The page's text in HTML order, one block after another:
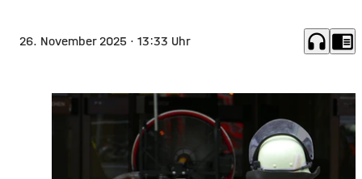
26. November 2025 · 13:33 Uhr headphones chrome_reader_mode